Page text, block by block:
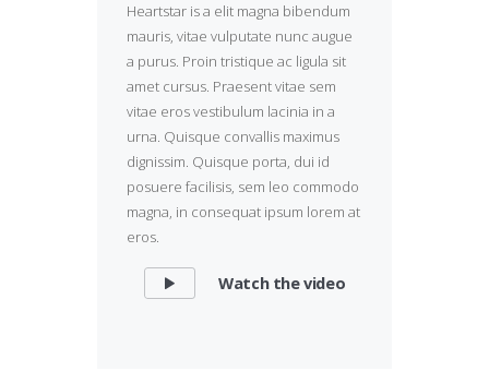
Heartstar is a elit magna bibendum
mauris, vitae vulputate nunc augue
a purus. Proin tristique ac ligula sit
amet cursus. Praesent vitae sem
vitae eros vestibulum lacinia in a
urna. Quisque convallis maximus
dignissim. Quisque porta, dui id
posuere facilisis, sem leo commodo
magna, in consequat ipsum lorem at
eros.
Watch the video